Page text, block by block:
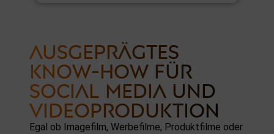
AUSGEPRÄGTES
KNOW-HOW FÜR
SOCIAL MEDIA UND
VIDEOPRODUKTION
Egal ob Imagefilm, Werbefilme, Produktfilme oder